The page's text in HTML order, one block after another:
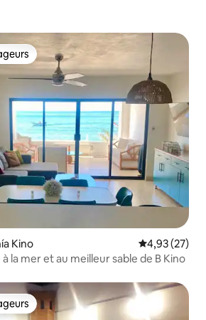
Kino Évaluation
4,93 (27)
la mer et au meilleur sable de B Kino